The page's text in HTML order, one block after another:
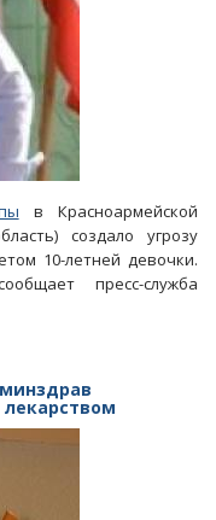
в Красноармейской
создало угрозу
10-летней девочки.
пресс-служба